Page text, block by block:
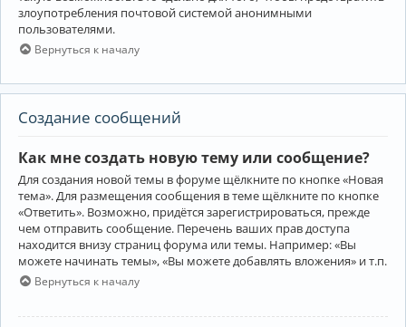
злоупотребления почтовой системой анонимными
пользователями.
Вернуться к началу
Создание сообщений
Как мне создать новую тему или сообщение?
Для создания новой темы в форуме щёлкните по кнопке «Новая
тема». Для размещения сообщения в теме щёлкните по кнопке
«Ответить». Возможно, придётся зарегистрироваться, прежде
чем отправить сообщение. Перечень ваших прав доступа
находится внизу страниц форума или темы. Например: «Вы
можете начинать темы», «Вы можете добавлять вложения» и т.п.
Вернуться к началу